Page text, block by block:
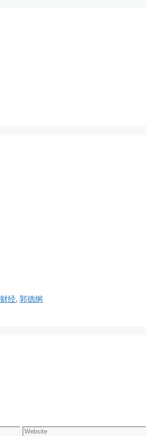
财经, 郭德纲
Website